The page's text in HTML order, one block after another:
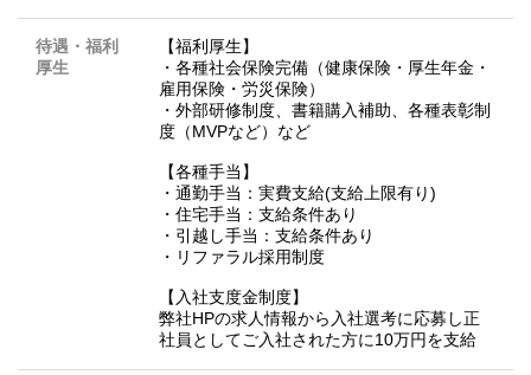
待遇・福利
厚生
【福利厚生】
・各種社会保険完備（健康保険・厚生年金・
雇用保険・労災保険）
・外部研修制度、書籍購入補助、各種表彰制
度（MVPなど）など
【各種手当】
・通勤手当：実費支給(支給上限有り)
・住宅手当：支給条件あり
・引越し手当：支給条件あり
・リファラル採用制度
【入社支度金制度】
弊社HPの求人情報から入社選考に応募し正
社員としてご入社された方に10万円を支給